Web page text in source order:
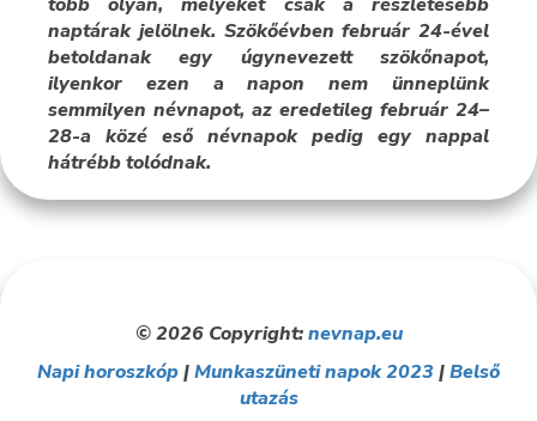
naptárak jelölnek. Szökőévben február 24-ével
betoldanak egy úgynevezett szökőnapot,
ilyenkor ezen a napon nem ünneplünk
semmilyen névnapot, az eredetileg február 24–
28-a közé eső névnapok pedig egy nappal
hátrébb tolódnak.
© 2026 Copyright:nevnap.eu
Napi horoszkóp|Munkaszüneti napok 2023|Belső
utazás